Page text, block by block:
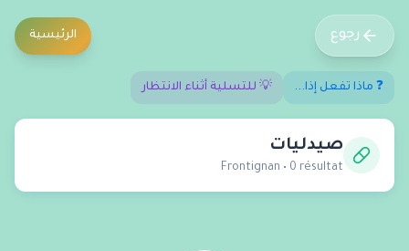
رجوع الرئيسية
❓ ماذا تفعل إذا... 💡 للتسلية أثناء الانتظار
صيدليات
Frontignan • 0 résultat